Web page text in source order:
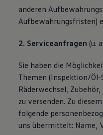
anderen
Aufbewahrungsfristen)
2. Serviceanfragen (u.
Sie haben die
Themen (Inspektion/Öl-
Räderwechsel,
zu versenden. Zu
folgende
uns übermittelt: Name,